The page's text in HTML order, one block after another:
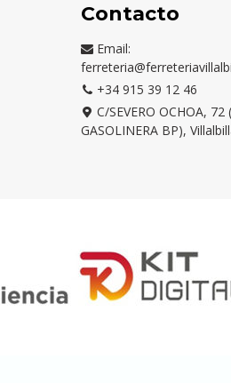
Contacto
Email:
+34 915 39 12 46
C/SEVERO OCHOA, 72
GASOLINERA BP),